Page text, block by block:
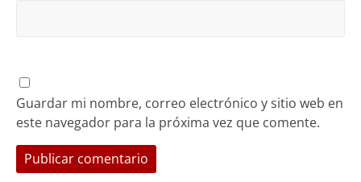
Guardar mi nombre, correo electrónico y sitio web en
este navegador para la próxima vez que comente.